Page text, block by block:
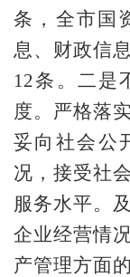
条，全市国
息、财政信
12条。二是
度。严格落
妥向社会公
况，接受社
服务水平。
企业经营情
产管理方面